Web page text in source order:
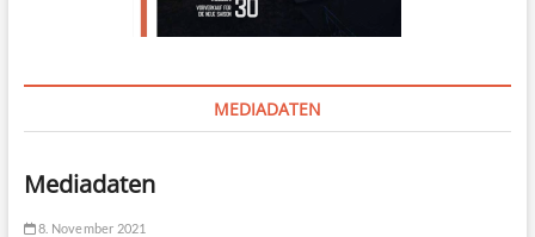
MEDIADATEN
Mediadaten
8. November 2021